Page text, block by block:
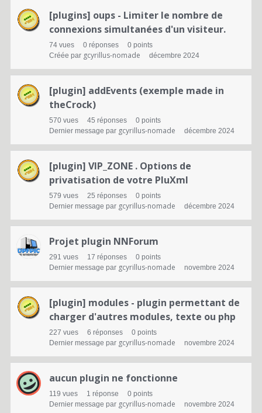
[plugins] oups - Limiter le nombre de
connexions simultanées d'un visiteur.
74 vues 0 réponses 0 points
Créée par gcyrillus-nomade décembre 2024
[plugin] addEvents (exemple made in
theCrock)
570 vues 45 réponses 0 points
Dernier message par gcyrillus-nomade décembre 2024
[plugin] VIP_ZONE . Options de
privatisation de votre PluXml
579 vues 25 réponses 0 points
Dernier message par gcyrillus-nomade décembre 2024
Projet plugin NNForum
291 vues 17 réponses 0 points
Dernier message par gcyrillus-nomade novembre 2024
[plugin] modules - plugin permettant de
charger d'autres modules, texte ou php
227 vues 6 réponses 0 points
Dernier message par gcyrillus-nomade novembre 2024
aucun plugin ne fonctionne
119 vues 1 réponse 0 points
Dernier message par gcyrillus-nomade novembre 2024